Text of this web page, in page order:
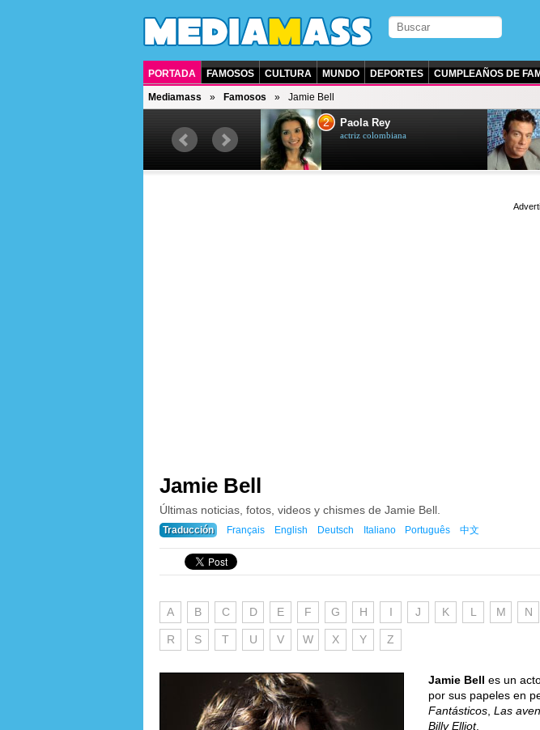
PORTADA FAMOSOS CULTURA MUNDO DEPORTES CUMPLEAÑOS DE
Mediamass Famosos Jamie Bell
actor y presentador de televisión
2 Paola Rey
actriz colombiana
Jamie Bell
Últimas noticias, fotos, videos y chismes de Jamie Bell.
Traducción Français English Deutsch Italiano Português 中文
A B C D E F G H I J K L M N
R S T U V W X Y Z
Jamie Bell es un
por sus papeles en
Fantásticos Las
Billy Elliot.